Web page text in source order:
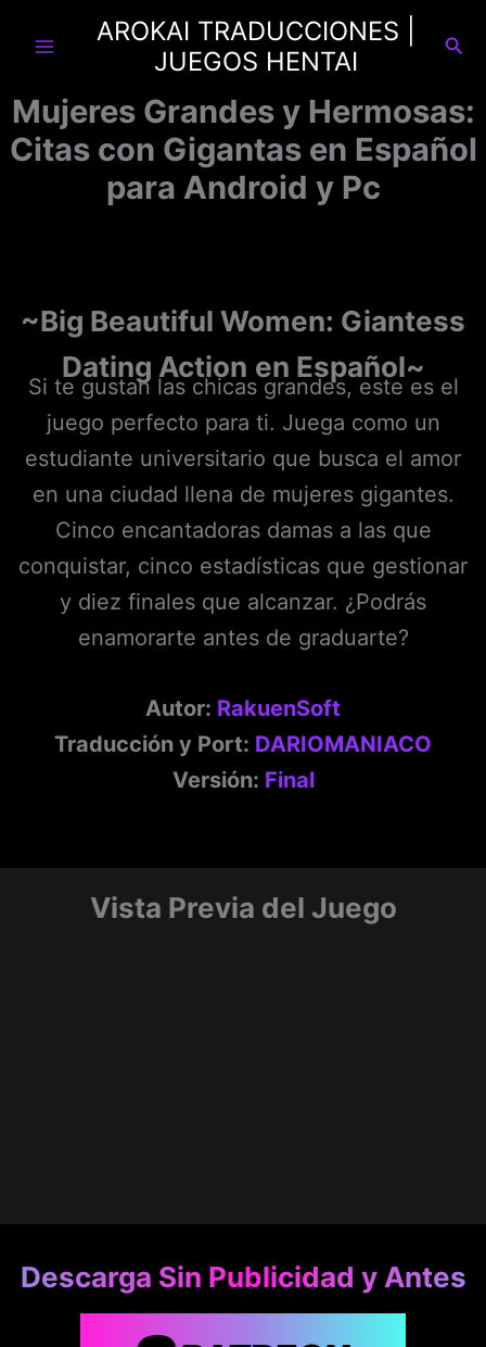
AROKAI TRADUCCIONES |
JUEGOS HENTAI
Mujeres Grandes y Hermosas:
Citas con Gigantas en Español
para Android y Pc
~Big Beautiful Women: Giantess
Dating Action en Español~
Si te gustan las chicas grandes, este es el
juego perfecto para ti. Juega como un
estudiante universitario que busca el amor
en una ciudad llena de mujeres gigantes.
Cinco encantadoras damas a las que
conquistar, cinco estadísticas que gestionar
y diez finales que alcanzar. ¿Podrás
enamorarte antes de graduarte?
Autor: RakuenSoft
Traducción y Port: DARIOMANIACO
Versión: Final
Vista Previa del Juego
Descarga Sin Publicidad y Antes